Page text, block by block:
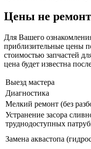
Цены не
Для Вашего
приблизительные цены
стоимостью запчастей
цена будет известна
Выезд мастера
Диагностика
Мелкий ремонт (без
Устранение засора
труднодоступных
Замена аквастопа